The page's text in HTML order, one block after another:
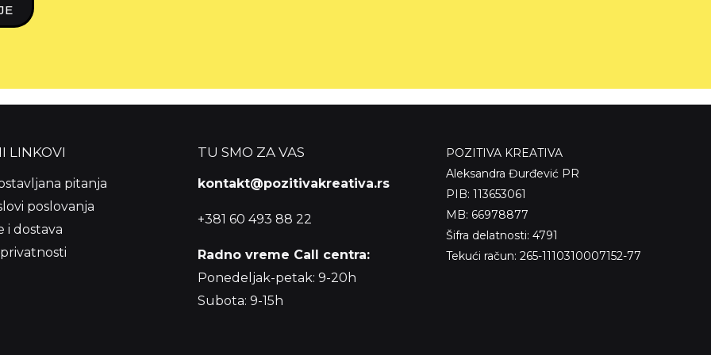
LINKOVI
pitanja
poslovanja
i dostava
TU SMO ZA VAS
kontakt@pozitivakreativa.rs
+381 60 493 88 22
Radno vreme Call centra:
Ponedeljak-petak: 9-20h
Subota: 9-15h
POZITIVA KREATIVA
Aleksandra Đurđević PR
PIB: 113653061
MB: 66978877
Šifra delatnosti: 4791
Tekući račun: 265-1110310007152-77